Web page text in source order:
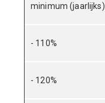
minimum (jaarlijks)
- 110%
- 120%